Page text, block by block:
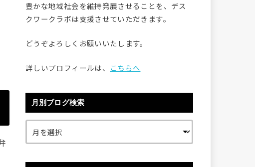
豊かな地域社会を維持発展させることを、デス
クワークラボは支援させていただきます。
どうぞよろしくお願いいたします。
詳しいプロフィールは、 こちらへ
月別ブログ検索